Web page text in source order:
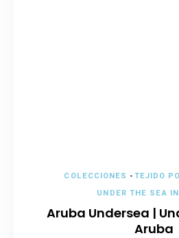
COLECCIONES -TEJIDO
UNDER THE SEA
Aruba Undersea |
Aruba